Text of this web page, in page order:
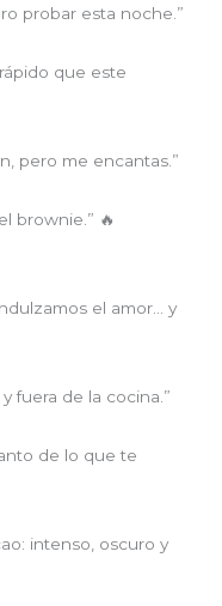
probar esta noche.”
que este
pero me encantas.”
brownie.” 🔥
el amor… y
fuera de la cocina.”
de lo que te
intenso, oscuro y